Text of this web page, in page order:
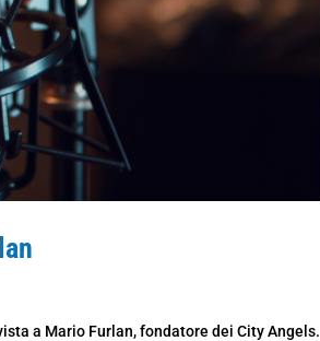
a Mario Furlan, fondatore dei City Angels.